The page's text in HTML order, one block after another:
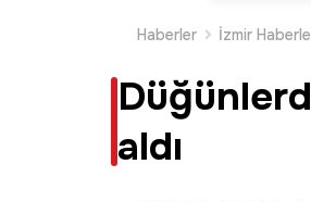
Haberler İzmir
aldı